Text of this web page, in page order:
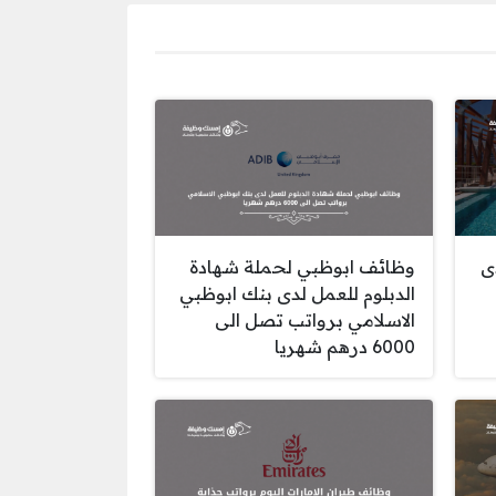
وظائف ابوظبي لحملة شهادة
الدبلوم للعمل لدى بنك ابوظبي
الاسلامي برواتب تصل الى
6000 درهم شهريا